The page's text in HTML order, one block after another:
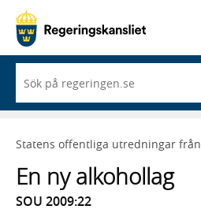
du
börjar
skriva
framträder
lista
med
sökförslag
Statens offentliga utredningar från
En ny alkohollag
SOU 2009:22